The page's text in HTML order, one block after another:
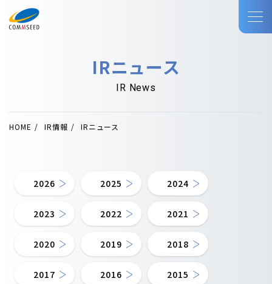
IRニュース
IR News
HOME IR情報 IRニュース
2026 2025 2024
2023 2022 2021
2020 2019 2018
2017 2016 2015